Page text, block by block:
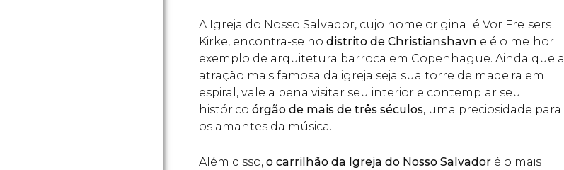
A Igreja do Nosso Salvador, cujo nome original é Vor Frelsers
Kirke, encontra-se no distrito de Christianshavn e é o melhor
exemplo de arquitetura barroca em Copenhague. Ainda que a
atração mais famosa da igreja seja sua torre de madeira em
espiral, vale a pena visitar seu interior e contemplar seu
histórico órgão de mais de três séculos, uma preciosidade para
os amantes da música.
Além disso, o carrilhão da Igreja do Nosso Salvador é o mais